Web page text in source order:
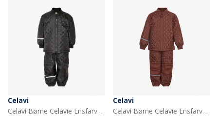
Celavi
Celavi Børne Celavie Ensfarvet Basis Termosæt Sort
Celavi
Celavi Børne Celavie Ensfarvet Basis Termosæt Tortoise Shell